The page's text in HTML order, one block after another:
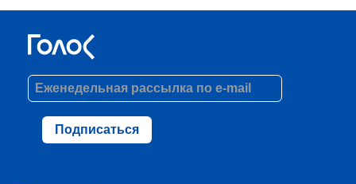
Подписаться